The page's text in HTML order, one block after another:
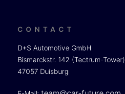
CONTACT
D+S Automotive GmbH
Bismarckstr. 142 (Tectrum-Tower)
47057 Duisburg